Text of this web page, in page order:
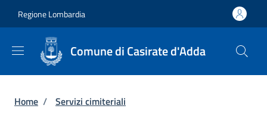
Regione Lombardia
Comune di Casirate d'Adda
Briciole di pane
Home / Servizi cimiteriali